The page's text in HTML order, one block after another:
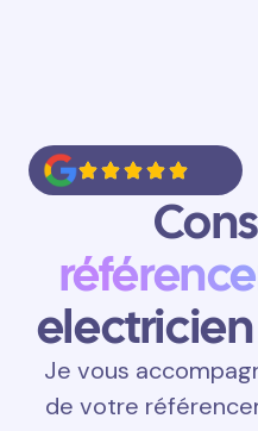
electricien
Je vous
de votre